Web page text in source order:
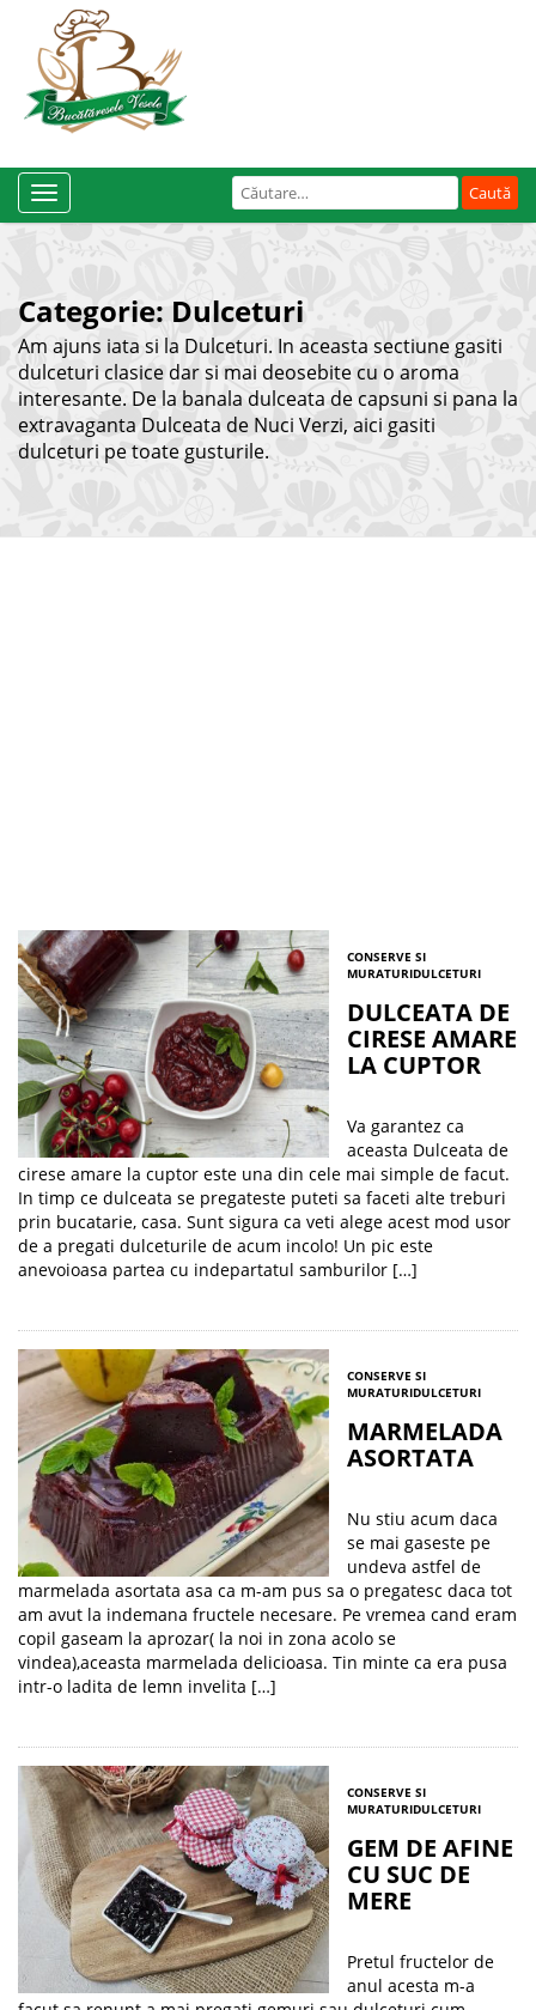
Caută
după:
Toggle
Navigation
Categorie: Dulceturi
Am ajuns iata si la Dulceturi. In aceasta sectiune gasiti
dulceturi clasice dar si mai deosebite cu o aroma
interesante. De la banala dulceata de capsuni si pana la
extravaganta Dulceata de Nuci Verzi, aici gasiti
dulceturi pe toate gusturile.
CONSERVE SI
MURATURIDULCETURI
DULCEATA DE
CIRESE AMARE
LA CUPTOR
Va garantez ca
aceasta Dulceata de
cirese amare la cuptor este una din cele mai simple de facut.
In timp ce dulceata se pregateste puteti sa faceti alte treburi
prin bucatarie, casa. Sunt sigura ca veti alege acest mod usor
de a pregati dulceturile de acum incolo! Un pic este
anevoioasa partea cu indepartatul samburilor […]
CONSERVE SI
MURATURIDULCETURI
MARMELADA
ASORTATA
Nu stiu acum daca
se mai gaseste pe
undeva astfel de
marmelada asortata asa ca m-am pus sa o pregatesc daca tot
am avut la indemana fructele necesare. Pe vremea cand eram
copil gaseam la aprozar( la noi in zona acolo se
vindea),aceasta marmelada delicioasa. Tin minte ca era pusa
intr-o ladita de lemn invelita […]
CONSERVE SI
MURATURIDULCETURI
GEM DE AFINE
CU SUC DE
MERE
Pretul fructelor de
anul acesta m-a